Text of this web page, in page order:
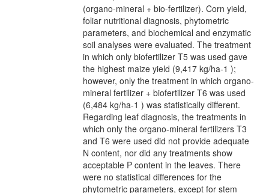
(organo-mineral + bio-fertilizer). Corn yield,
foliar nutritional diagnosis, phytometric
parameters, and biochemical and enzymatic
soil analyses were evaluated. The treatment
in which only biofertilizer T5 was used gave
the highest maize yield (9,417 kg/ha-1 );
however, only the treatment in which organo-
mineral fertilizer + biofertilizer T6 was used
(6,484 kg/ha-1 ) was statistically different.
Regarding leaf diagnosis, the treatments in
which only the organo-mineral fertilizers T3
and T6 were used did not provide adequate
N content, nor did any treatments show
acceptable P content in the leaves. There
were no statistical differences for the
phytometric parameters, except for stem